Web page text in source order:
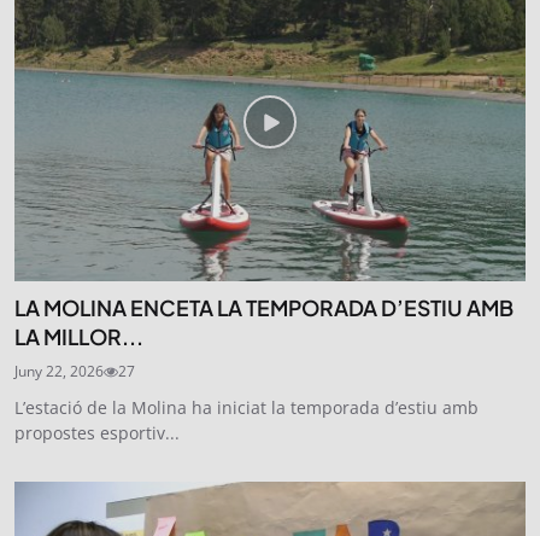
LA MOLINA ENCETA LA TEMPORADA D’ESTIU AMB
LA MILLOR...
Juny 22, 2026 27
L’estació de la Molina ha iniciat la temporada d’estiu amb
propostes esportiv...
SUBSCRIU-TE